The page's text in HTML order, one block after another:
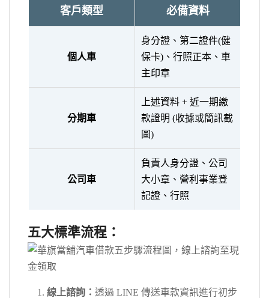
客戶類型 必備資料
個人車
身分證、第二證件(健
保卡)、行照正本、車
主印章
分期車
上述資料 + 近一期繳
款證明 (收據或簡訊截
圖)
公司車
負責人身分證、公司
大小章、營利事業登
記證、行照
五大標準流程：
線上諮詢： 透過 LINE 傳送車款資訊進行初步